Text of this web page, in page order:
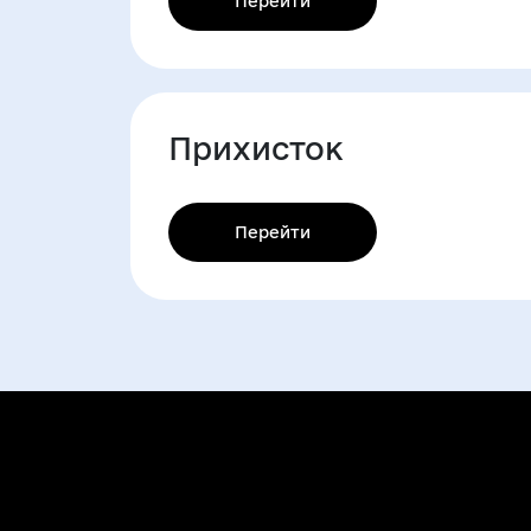
Прихисток
Перейти